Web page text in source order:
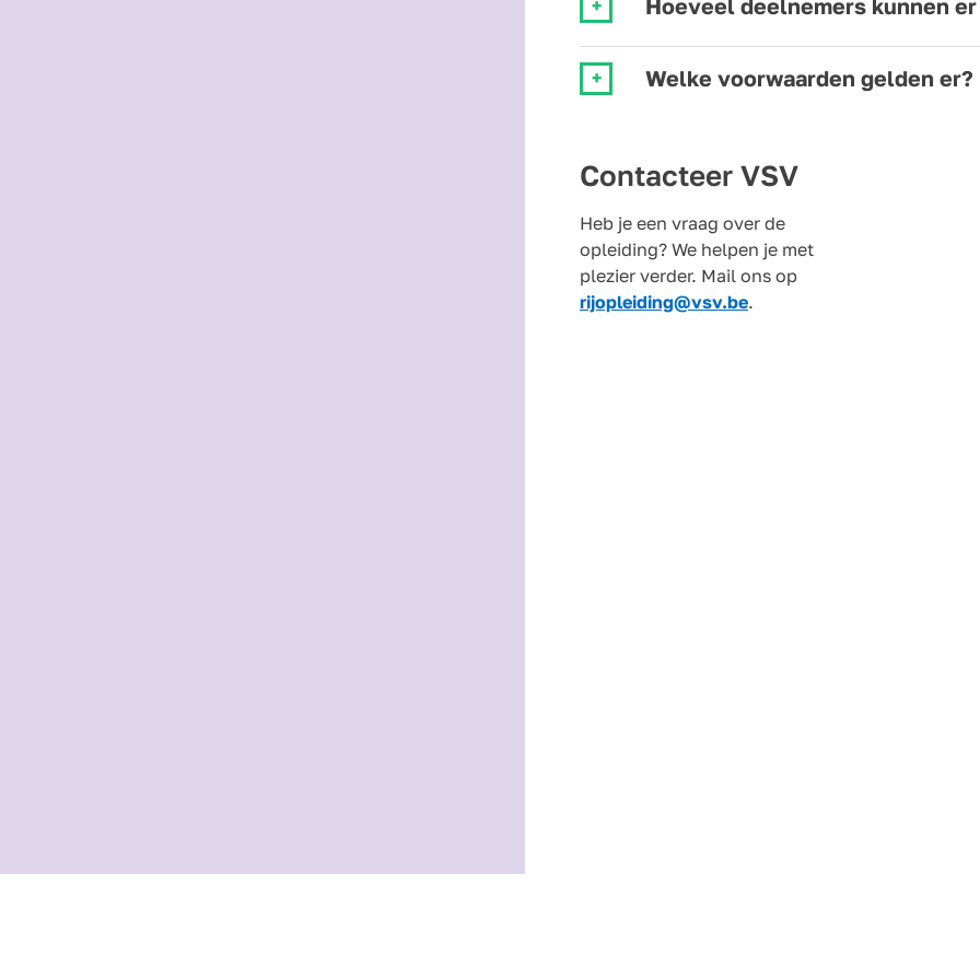
Hoeveel deelnemers kunnen
Welke voorwaarden gelden er?
Contacteer VSV
Heb je een vraag over de
opleiding? We helpen je met
plezier verder. Mail ons op
rijopleiding@vsv.be.